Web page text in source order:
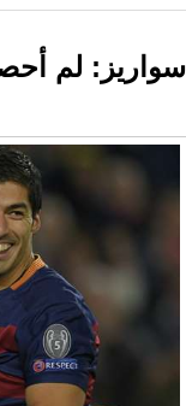
سواريز: لم